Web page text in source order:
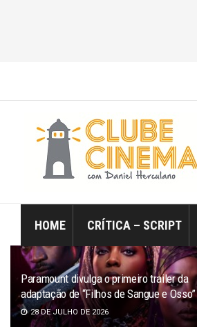
Paramount divulga o primeiro trailer da
adaptação de “Filhos de Sangue e Osso”
28 DE JULHO DE 2026
HOME CRÍTICA – SCRIPT